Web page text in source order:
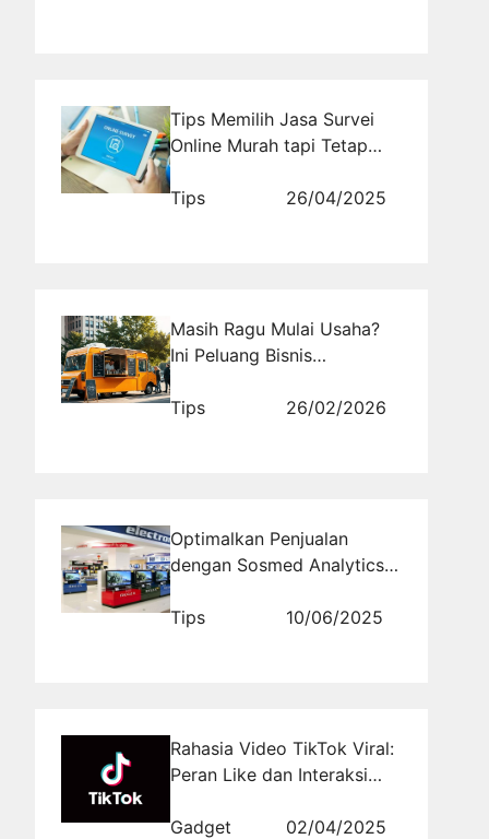
Tips Memilih Jasa Survei
Online Murah tapi Tetap
Tips
26/04/2025
Masih Ragu Mulai Usaha?
Ini Peluang Bisnis
Kamu Coba Sekarang
Tips 26/02/2026
Optimalkan Penjualan
dengan Sosmed Analytics
Rajakomen.com
Tips 10/06/2025
Rahasia Video TikTok Viral:
Peran Like dan Interaksi
Gadget
02/04/2025